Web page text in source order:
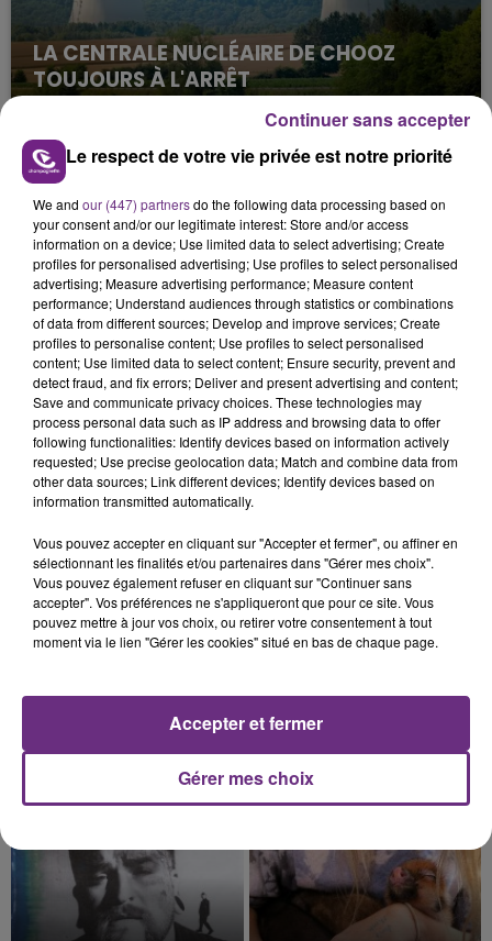
LA CENTRALE NUCLÉAIRE DE CHOOZ
TOUJOURS À L'ARRÊT
Cela fait déjà une semaine que la centrale
nucléaire ardennaise est à l'arrêt. Une situation
justifiée par la sécheresse intense qui est toujours
présente.
LE MAGASIN JOUÉCLUB DE REIMS FERME
SES PORTES
C'était l'une des institutions du centre-ville
rémois. Le magasin JouéClub est contraint de
fermer ses portes.
TITRES DIFFUSÉS
Le respect de votre vie privée est notre priorité
We and our (447) partnersdo the following data processing based on
your consent and/or our legitimate interest: Store and/or access
information on a device; Use limited data to select advertising; Create
profiles for personalised advertising; Use profiles to select personalised
advertising; Measure advertising performance; Measure content
performance; Understand audiences through statistics or combinations
of data from different sources; Develop and improve services; Create
profiles to personalise content; Use profiles to select personalised
content; Use limited data to select content; Ensure security, prevent and
detect fraud, and fix errors; Deliver and present advertising and content;
Save and communicate privacy choices. These technologies may
process personal data such as IP address and browsing data to offer
following functionalities: Identify devices based on information actively
requested; Use precise geolocation data; Match and combine data from
other data sources; Link different devices; Identify devices based on
information transmitted automatically.
Vous pouvez accepter en cliquant sur "Accepter et fermer", ou affiner en
sélectionnant les finalités et/ou partenaires dans "Gérer mes choix".
Vous pouvez également refuser en cliquant sur "Continuer sans
accepter". Vos préférences ne s'appliqueront que pour ce site. Vous
pouvez mettre à jour vos choix, ou retirer votre consentement à tout
moment via le lien "Gérer les cookies" situé en bas de chaque page.
Gérer mes choix
Accepter et fermer
Continuer sans accepter